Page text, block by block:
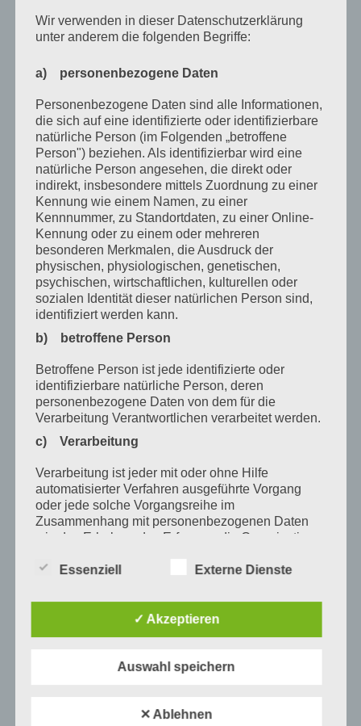
Dezember 2021
Oktober 2021
September 2021
Mai 2021
März 2021
Januar 2021
Dezember 2020
Oktober 2020
August 2020
Juli 2020
Juni 2020
Mai 2020
April 2020
März 2020
Februar 2020
Januar 2020
Dezember 2019
November 2019
Oktober 2019
August 2019
Wir verwenden in dieser Datenschutzerklärung
unter anderem die folgenden Begriffe:
a) personenbezogene Daten
Personenbezogene Daten sind alle Informationen,
die sich auf eine identifizierte oder identifizierbare
natürliche Person (im Folgenden „betroffene
Person") beziehen. Als identifizierbar wird eine
natürliche Person angesehen, die direkt oder
indirekt, insbesondere mittels Zuordnung zu einer
Kennung wie einem Namen, zu einer
Kennnummer, zu Standortdaten, zu einer Online-
Kennung oder zu einem oder mehreren
besonderen Merkmalen, die Ausdruck der
physischen, physiologischen, genetischen,
psychischen, wirtschaftlichen, kulturellen oder
sozialen Identität dieser natürlichen Person sind,
identifiziert werden kann.
b) betroffene Person
Betroffene Person ist jede identifizierte oder
identifizierbare natürliche Person, deren
personenbezogene Daten von dem für die
Verarbeitung Verantwortlichen verarbeitet werden.
c) Verarbeitung
Verarbeitung ist jeder mit oder ohne Hilfe
automatisierter Verfahren ausgeführte Vorgang
oder jede solche Vorgangsreihe im
Zusammenhang mit personenbezogenen Daten
wie das Erheben, das Erfassen, die Organisation,
Veränderung, das Auslesen, das Abfragen, die
Verbreitung oder eine andere Form der
Bereitstellung, den Abgleich oder die Verknüpfung,
die Einschränkung, das Löschen oder die
d) Einschränkung der Verarbeitung
gespeicherter personenbezogener Daten mit dem
Essenziell Externe Dienste
✓ Akzeptieren
Auswahl speichern
✕ Ablehnen